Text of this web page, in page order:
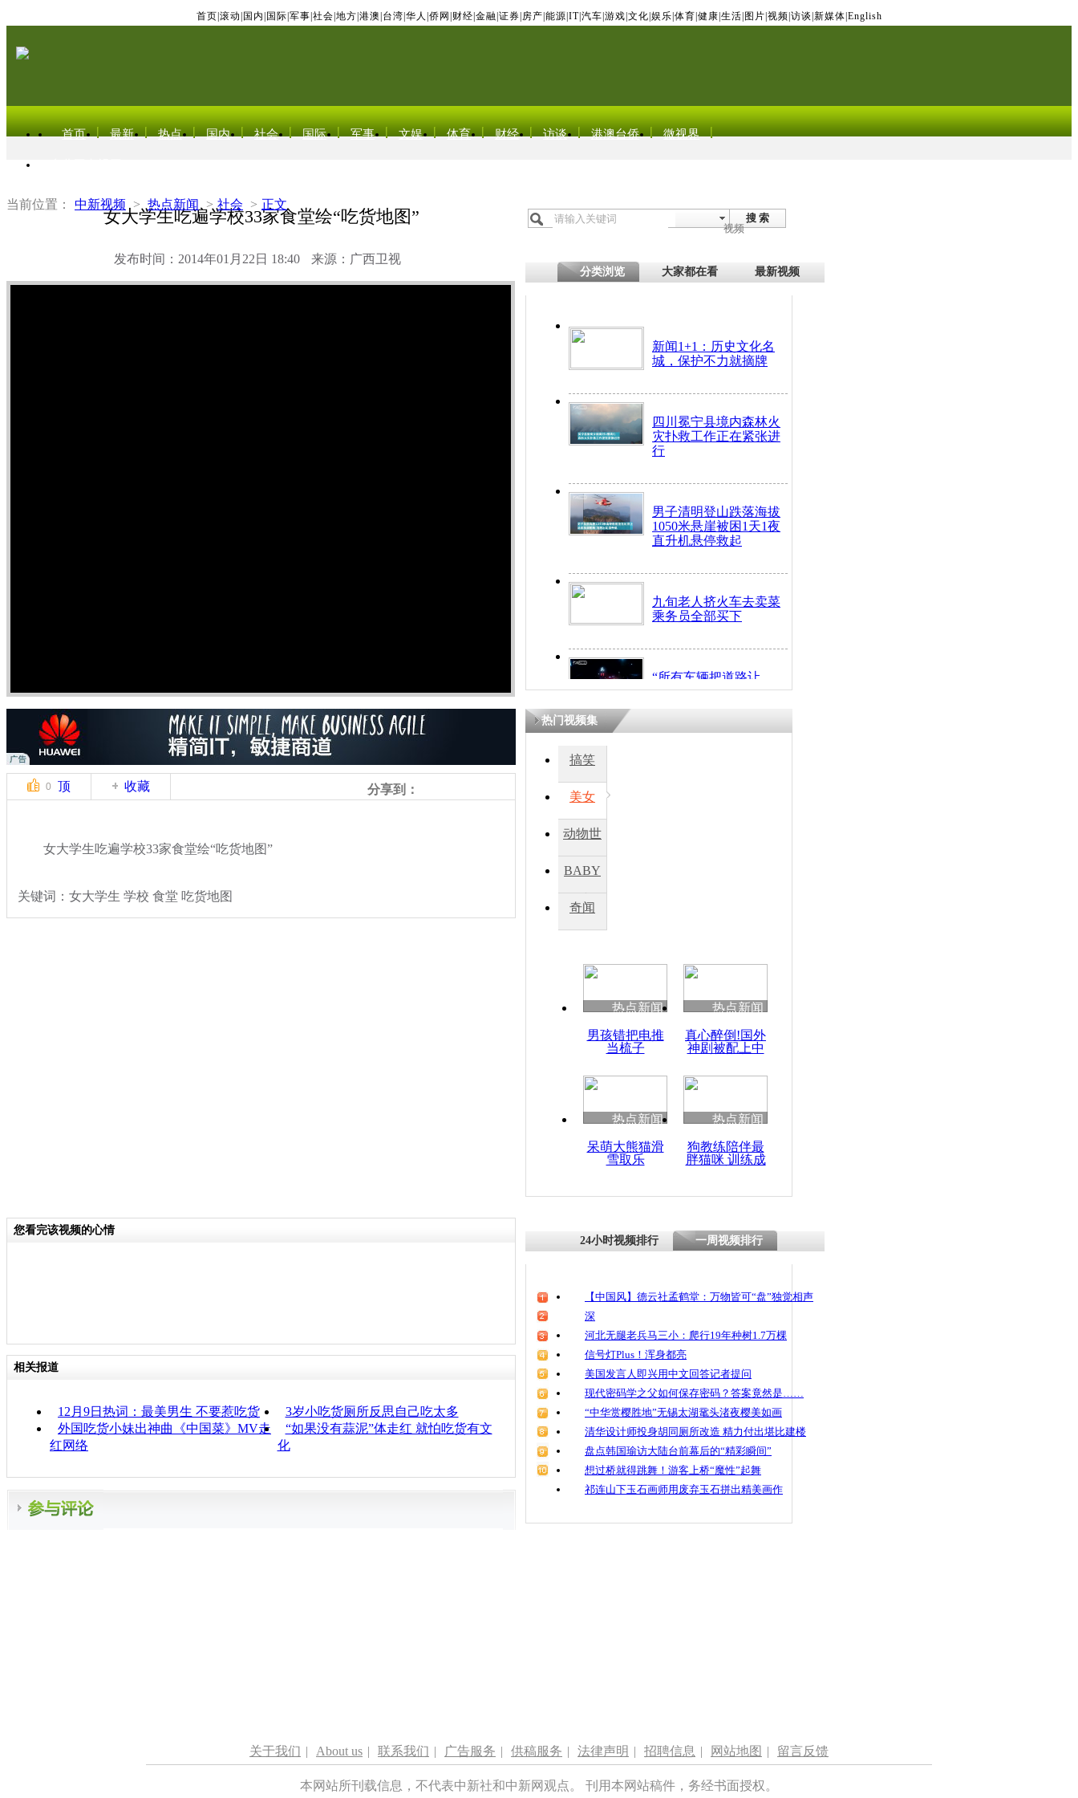
首页 滚动 国内 国际 军事 社会 地方 港澳 台湾 华人 侨网 财经 金融 证券 房产 能源 IT| 汽车 游戏 文化 娱乐 体育 健康 生活 图片 视频 访谈 新媒体 English
首页 最新 热点 国内 社会 国际 军事 文娱 体育 财经 访谈 港澳台侨 微视界
当前位置： 中新视频 > 热点新闻 > 社会 > 正文
女大学生吃遍学校33家食堂绘“吃货地图”
发布时间：2014年01月22日 18:40 来源：广西卫视
搜 索
视频
分类浏览 大家都在看 最新视频
新闻1+1：历史文化名
城，保护不力就摘牌
四川冕宁县境内森林火
灾扑救工作正在紧张进
行
男子清明登山跌落海拔
1050米悬崖被困1天1夜
直升机悬停救起
九旬老人挤火车去卖菜
乘务员全部买下
“所有车辆把道路让
开！”儿童突发疾病交
因
度苗族花山节
魂
0 顶 收藏 分享到：
女大学生吃遍学校33家食堂绘“吃货地图”
关键词：女大学生 学校 食堂 吃货地图
热门视频集
搞笑
美女
动物世
BABY
秀
奇闻
热点新闻
男孩错把电推
当梳子
热点新闻
真心醉倒!国外
神剧被配上中
热点新闻
呆萌大熊猫滑
雪取乐
热点新闻
狗教练陪伴最
胖猫咪 训练成
您看完该视频的心情
相关报道
12月9日热词：最美男生 不要惹吃货
3岁小吃货厕所反思自己吃太多
外国吃货小妹出神曲《中国菜》MV走
红网络
“如果没有蒜泥”体走红 就怕吃货有文
化
24小时视频排行 一周视频排行
【中国风】德云社孟鹤堂：万物皆可“盘”独觉相声
深
河北无腿老兵马三小：爬行19年种树1.7万棵
信号灯Plus！浑身都亮
美国发言人即兴用中文回答记者提问
现代密码学之父如何保存密码？答案竟然是……
“中华赏樱胜地”无锡太湖鼋头渚夜樱美如画
清华设计师投身胡同厕所改造 精力付出堪比建楼
盘点韩国瑜访大陆台前幕后的“精彩瞬间”
想过桥就得跳舞！游客上桥“魔性”起舞
祁连山下玉石画师用废弃玉石拼出精美画作
关于我们 | About us | 联系我们 | 广告服务 | 供稿服务 | 法律声明 | 招聘信息 | 网站地图 | 留言反馈
本网站所刊载信息，不代表中新社和中新网观点。 刊用本网站稿件，务经书面授权。